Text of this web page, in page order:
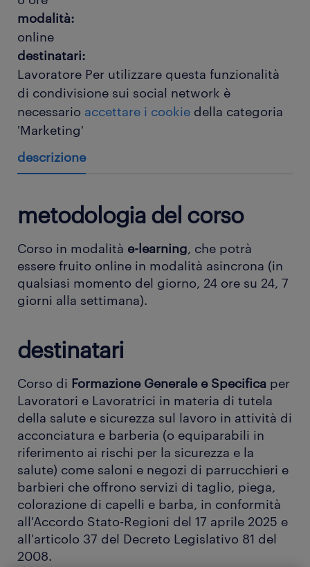
descrizione
metodologia del corso
Corso in modalità e-learning, che potrà
essere fruito online in modalità asincrona (in
qualsiasi momento del giorno, 24 ore su 24, 7
giorni alla settimana).
destinatari
Corso di Formazione Generale e Specifica per
Lavoratori e Lavoratrici in materia di tutela
della salute e sicurezza sul lavoro in attività di
acconciatura e barberia (o equiparabili in
riferimento ai rischi per la sicurezza e la
salute) come saloni e negozi di parrucchieri e
barbieri che offrono servizi di taglio, piega,
colorazione di capelli e barba, in conformità
all'Accordo Stato-Regioni del 17 aprile 2025 e
all'articolo 37 del Decreto Legislativo 81 del
2008.
modalità:
online
destinatari:
Lavoratore Per utilizzare questa funzionalità
di condivisione sui social network è
necessario accettare i cookie della categoria
'Marketing'